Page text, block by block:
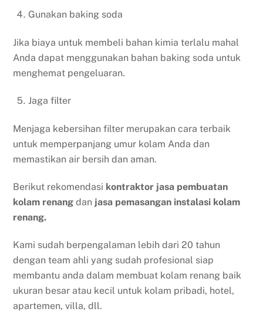
Gunakan baking soda
Jika biaya untuk membeli bahan kimia terlalu mahal
Anda dapat menggunakan bahan baking soda untuk
menghemat pengeluaran.
Jaga filter
Menjaga kebersihan filter merupakan cara terbaik
untuk memperpanjang umur kolam Anda dan
memastikan air bersih dan aman.
Berikut rekomendasi kontraktor jasa pembuatan
kolam renang dan jasa pemasangan instalasi kolam
renang.
Kami sudah berpengalaman lebih dari 20 tahun
dengan team ahli yang sudah profesional siap
membantu anda dalam membuat kolam renang baik
ukuran besar atau kecil untuk kolam pribadi, hotel,
apartemen, villa, dll.